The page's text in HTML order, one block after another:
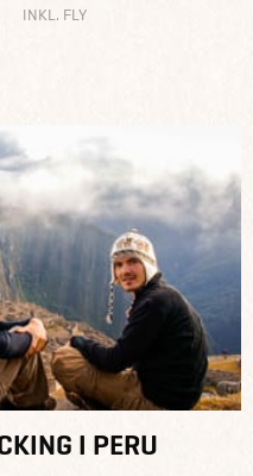
INKL. FLY
I PERU